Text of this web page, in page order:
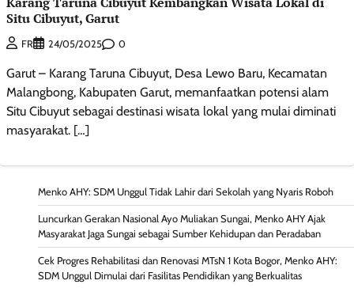
Situ Cibuyut, Garut
FR 24/05/2025 0
Garut – Karang Taruna Cibuyut, Desa Lewo Baru, Kecamatan
Malangbong, Kabupaten Garut, memanfaatkan potensi alam
Situ Cibuyut sebagai destinasi wisata lokal yang mulai diminati
masyarakat. […]
Menko AHY: SDM Unggul Tidak Lahir dari Sekolah yang Nyaris Roboh
Luncurkan Gerakan Nasional Ayo Muliakan Sungai, Menko AHY Ajak
Masyarakat Jaga Sungai sebagai Sumber Kehidupan dan Peradaban
Cek Progres Rehabilitasi dan Renovasi MTsN 1 Kota Bogor, Menko AHY:
SDM Unggul Dimulai dari Fasilitas Pendidikan yang Berkualitas